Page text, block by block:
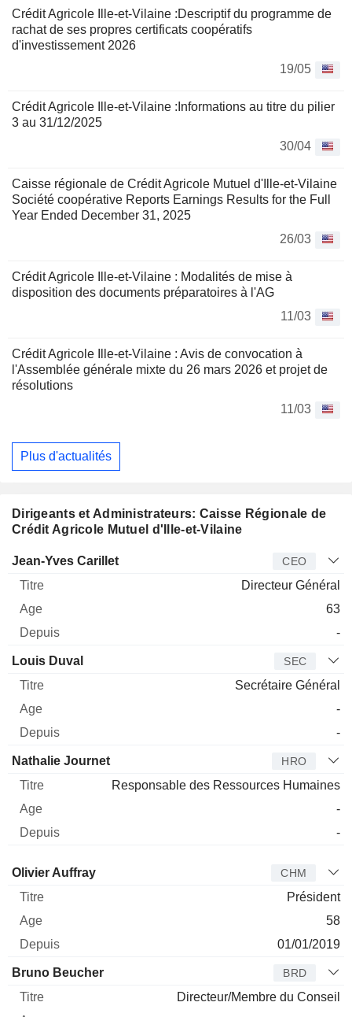
Crédit Agricole Ille-et-Vilaine :Descriptif du programme de
rachat de ses propres certificats coopératifs
d'investissement 2026
19/05
Crédit Agricole Ille-et-Vilaine :Informations au titre du pilier
3 au 31/12/2025
30/04
Caisse régionale de Crédit Agricole Mutuel d'Ille-et-Vilaine
Société coopérative Reports Earnings Results for the Full
Year Ended December 31, 2025
26/03
Crédit Agricole Ille-et-Vilaine : Modalités de mise à
disposition des documents préparatoires à l'AG
11/03
Crédit Agricole Ille-et-Vilaine : Avis de convocation à
l'Assemblée générale mixte du 26 mars 2026 et projet de
résolutions
11/03
Plus d'actualités
Dirigeants et Administrateurs: Caisse Régionale de
Crédit Agricole Mutuel d'Ille-et-Vilaine
Dirigeant Titre Age
Jean-Yves Carillet CEO
Directeur Général
63
-
Louis Duval SEC
Secrétaire Général
-
-
Nathalie Journet HRO
Responsable des Ressources Humaines
-
-
Administrateur
Olivier Auffray CHM
Président
58
01/01/2019
Bruno Beucher BRD
Directeur/Membre du Conseil